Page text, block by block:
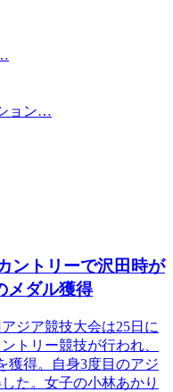
ョン…
ントリーで沢田時が
メダル獲得
ジア競技大会は25日に
トリー競技が行われ、
獲得。自身3度目のアジ
た。女子の小林あかり